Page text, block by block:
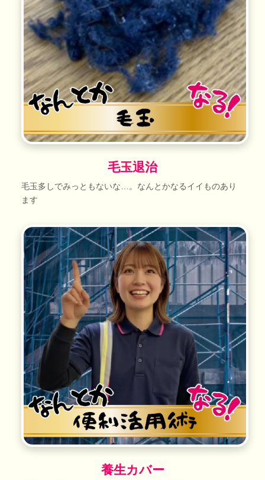
毛玉退治
毛玉多しでみっともないな…。なんとかなるイイものあり
ます
養生カバー